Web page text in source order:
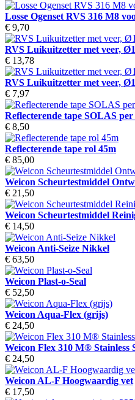
Losse Ogenset RVS 316 M8
€ 9,70
RVS Luikuitzetter met veer,
€ 13,78
RVS Luikuitzetter met veer,
€ 7,97
Reflecterende tape SOLAS
€ 8,50
Reflecterende tape rol 45m
€ 85,00
Weicon Scheurtestmiddel
€ 21,50
Weicon Scheurtestmiddel
€ 14,50
Weicon Anti-Seize Nikkel
€ 63,50
Weicon Plast-o-Seal
€ 52,50
Weicon Aqua-Flex (grijs)
€ 24,50
Weicon Flex 310 M® Stainless
€ 24,50
Weicon AL-F Hoogwaardig vet
€ 17,50